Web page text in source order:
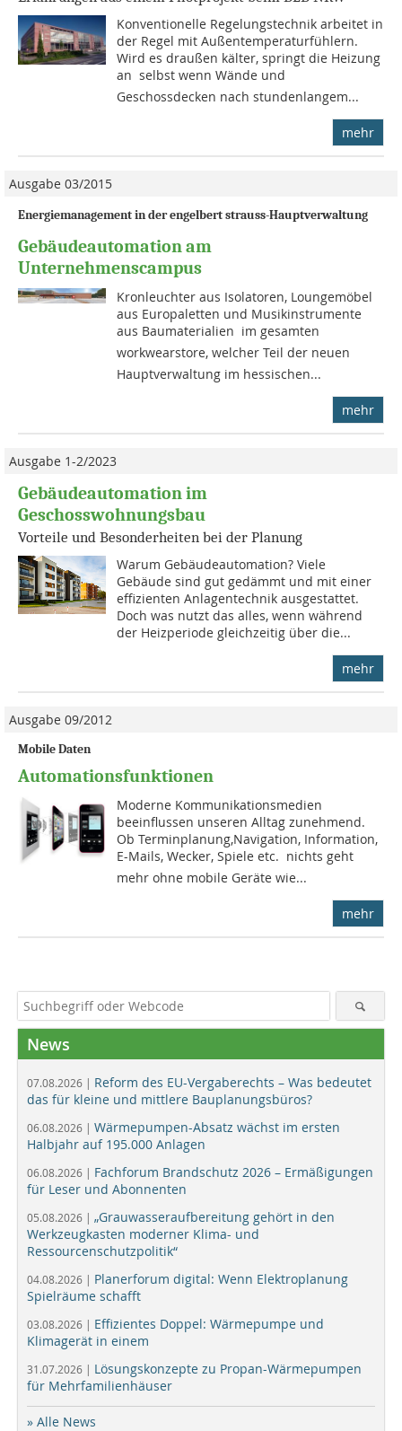
Konventionelle Regelungstechnik arbeitet in
der Regel mit Außentemperaturfühlern.
Wird es draußen kälter, springt die Heizung
an  selbst wenn Wände und
Geschossdecken nach stundenlangem...
mehr
Ausgabe 03/2015
Energiemanagement in der engelbert strauss-Hauptverwaltung
Gebäudeautomation am
Unternehmenscampus
Kronleuchter aus Isolatoren, Loungemöbel
aus Europaletten und Musikinstrumente
aus Bau­materialien  im gesamten
workwearstore, welcher Teil der neuen
Hauptverwaltung im hessischen...
mehr
Ausgabe 1-2/2023
Gebäudeautomation im
Geschosswohnungsbau
Vorteile und Besonderheiten bei der Planung
Warum Gebäudeautomation? Viele
Gebäude sind gut gedämmt und mit einer
effizienten Anlagentechnik ausgestattet.
Doch was nutzt das alles, wenn während
der Heizperiode gleichzeitig über die...
mehr
Ausgabe 09/2012
Mobile Daten
Automationsfunktionen
Moderne Kommunikationsmedien
beeinflussen unseren Alltag zunehmend.
Ob Terminplanung,Navigation, Information,
E-Mails, Wecker, Spiele etc.  nichts geht
mehr ohne mobile Geräte wie...
mehr
News
07.08.2026 | Reform des EU-Vergaberechts – Was bedeutet
das für kleine und mittlere Bauplanungsbüros?
06.08.2026 | Wärmepumpen-Absatz wächst im ersten
Halbjahr auf 195.000 Anlagen
06.08.2026 | Fachforum Brandschutz 2026 – Ermäßigungen
für Leser und Abonnenten
05.08.2026 | „Grauwasseraufbereitung gehört in den
Werkzeugkasten moderner Klima- und
Ressourcenschutzpolitik“
04.08.2026 | Planerforum digital: Wenn Elektroplanung
Spielräume schafft
03.08.2026 | Effizientes Doppel: Wärmepumpe und
Klimagerät in einem
31.07.2026 | Lösungskonzepte zu Propan-Wärmepumpen
für Mehrfamilienhäuser
» Alle News